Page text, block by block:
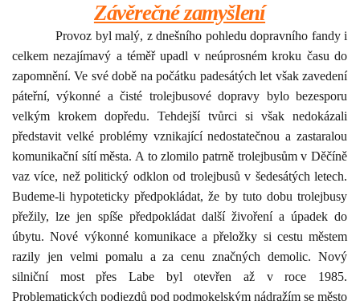
Závěrečné zamyšlení
Provoz byl malý, z dnešního pohledu dopravního fandy i
celkem nezajímavý a téměř upadl v neúprosném kroku času do
zapomnění. Ve své době na počátku padesátých let však zavedení
páteřní, výkonné a čisté trolejbusové dopravy bylo bezesporu
velkým krokem dopředu. Tehdejší tvůrci si však nedokázali
představit velké problémy vznikající nedostatečnou a zastaralou
komunikační sítí města. A to zlomilo patrně trolejbusům v Děčíně
vaz více, než politický odklon od trolejbusů v šedesátých letech.
Budeme-li hypoteticky předpokládat, že by tuto dobu trolejbusy
přežily, lze jen spíše předpokládat další živoření a úpadek do
úbytu. Nové výkonné komunikace a přeložky si cestu městem
razily jen velmi pomalu a za cenu značných demolic. Nový
silniční most přes Labe byl otevřen až v roce 1985.
Problematických podjezdů pod podmokelským nádražím se město